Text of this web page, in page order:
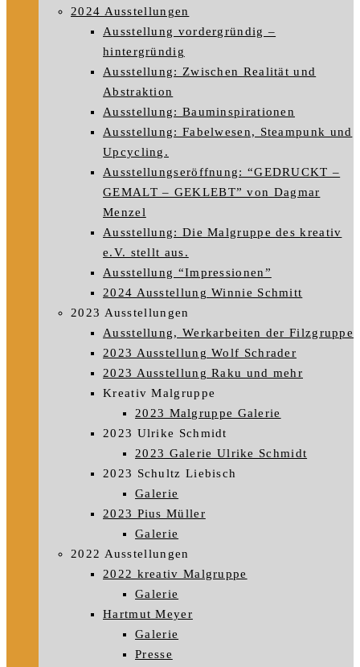
2024 Ausstellungen
Ausstellung vordergründig –
hintergründig
Ausstellung: Zwischen Realität und
Abstraktion
Ausstellung: Bauminspirationen
Ausstellung: Fabelwesen, Steampunk und
Upcycling.
Ausstellungseröffnung: “GEDRUCKT –
GEMALT – GEKLEBT” von Dagmar
Menzel
Ausstellung: Die Malgruppe des kreativ
e.V. stellt aus.
Ausstellung “Impressionen”
2024 Ausstellung Winnie Schmitt
2023 Ausstellungen
Ausstellung, Werkarbeiten der Filzgruppe
2023 Ausstellung Wolf Schrader
2023 Ausstellung Raku und mehr
Kreativ Malgruppe
2023 Malgruppe Galerie
2023 Ulrike Schmidt
2023 Galerie Ulrike Schmidt
2023 Schultz Liebisch
Galerie
2023 Pius Müller
Galerie
2022 Ausstellungen
2022 kreativ Malgruppe
Galerie
Hartmut Meyer
Galerie
Presse